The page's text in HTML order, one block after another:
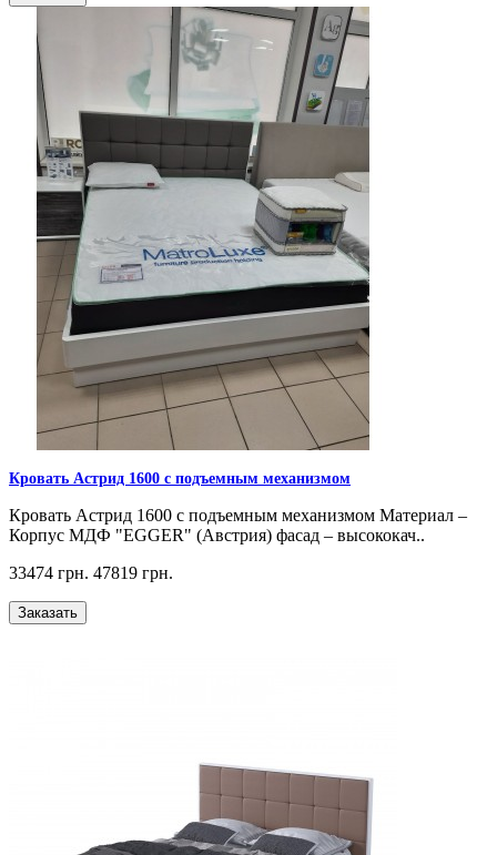
Кровать Астрид 1600 с подъемным механизмом
Кровать Астрид 1600 с подъемным механизмом Материал –
Корпус МДФ "EGGER" (Австрия) фасад – высококач..
33474 грн. 47819 грн.
Заказать